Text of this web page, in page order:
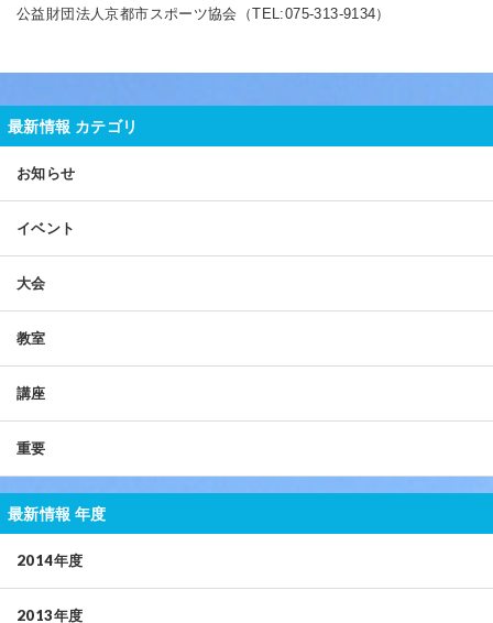
公益財団法人京都市スポーツ協会（TEL:075-313-9134）
最新情報 カテゴリ
お知らせ
イベント
大会
教室
講座
重要
最新情報 年度
2014年度
2013年度